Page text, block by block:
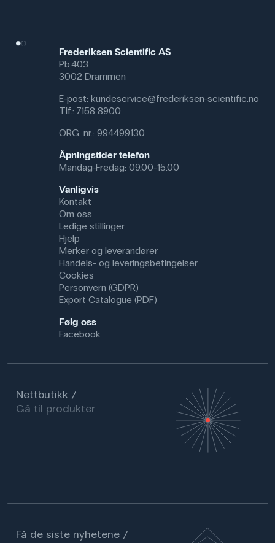
Frederiksen Scientific AS
Pb.403
3002 Drammen
E-post: kundeservice@frederiksen-scientific.no
Tlf.: 7158 8900
ORG. nr.: 994499130
Åpningstider telefon
Mandag-Fredag: 09.00-15.00
Vanligvis
Kontakt
Om oss
Ledige stillinger
Hjelp
Merker og leverandører
Handels- og leveringsbetingelser
Cookies
Personvern (GDPR)
Export Catalogue (PDF)
Følg oss
Facebook
Nettbutikk
Gå til produkter
Få de siste nyhetene